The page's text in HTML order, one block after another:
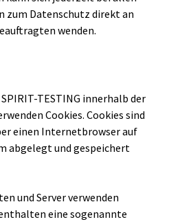
zum Datenschutz direkt an
wenden.
TESTING innerhalb der
Cookies. Cookies sind
einen Internetbrowser auf
abgelegt und gespeichert
und Server verwenden
eine sogenannte